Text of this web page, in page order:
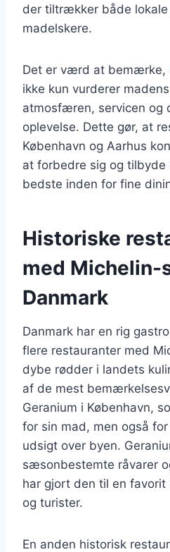
der tiltrækker både
madelskere.
Det er værd at bemærke,
ikke kun vurderer
atmosfæren, servicen og
oplevelse. Dette gør, at
København og Aarhus
at forbedre sig og
bedste inden for fine
Historiske
med Michelin-
Danmark
Danmark har en rig
flere restauranter med
dybe rødder i landets
af de mest
Geranium i København,
for sin mad, men også
udsigt over byen.
sæsonbestemte råvarer
har gjort den til en
og turister.
En anden historisk